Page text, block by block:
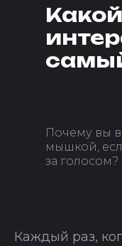
Какой
Почему вы
мышкой,
за голосом?
Каждый раз,